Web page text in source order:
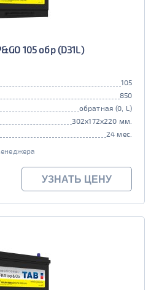
105 обр (D31L)
105
850
обратная (0, L)
302x172x220 мм.
24 мес.
УЗНАТЬ ЦЕНУ